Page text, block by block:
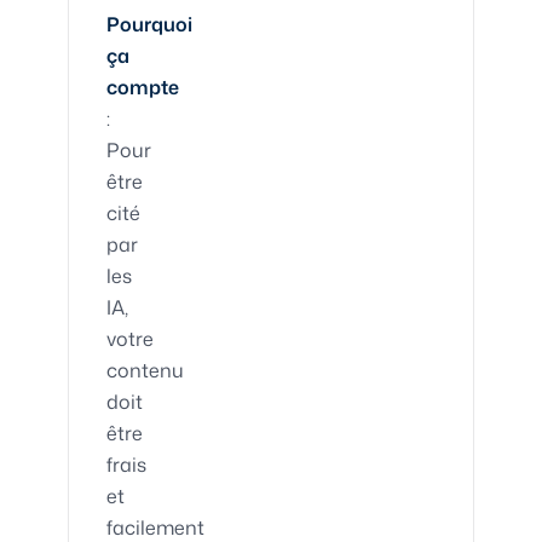
Pourquoi
ça
compte
:
Pour
être
cité
par
les
IA,
votre
contenu
doit
être
frais
et
facilement